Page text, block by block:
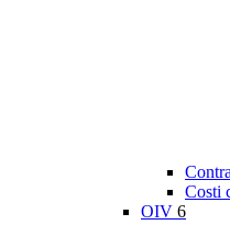
Costi
OIV 6